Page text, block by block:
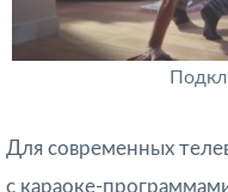
Для современных
с караоке-